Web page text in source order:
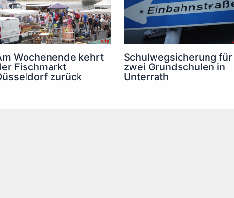
Wochenende kehrt
Fischmarkt
zurück
Schulwegsicherung für
zwei Grundschulen in
Unterrath